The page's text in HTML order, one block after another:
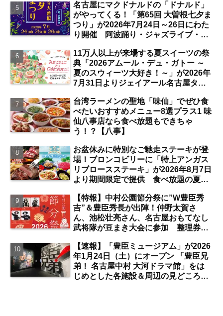
津／独自取材】
名古屋にマクドナルドの「ドナルド」
がやってくる！「第65回 大曽根七夕ま
つり」が2026年7月24日～26日にわた
り開催 阿波踊り・ジャズライブ・道
夏祭りの見どころは？【まとめ／大曽
根】
11万人以上が来場する夏スイーツの祭
典「2026アムール・デュ・ガトー ～
夏のスウィーツ大好き！～」が2026年
7月31日よりジェイアール名古屋タカ
【名古屋駅】
台湾ラーメンの聖地「味仙」でぜひ食
べたいおすすめメニュー8選プラス1 味
仙八事店なら食べ放題もできちゃ
う！？【八事】
お盆休みに特別なご馳走ステーキが登
場！ブロンコビリーに「特上アンガス
リブロースステーキ」が2026年8月7日
より期間限定で提供 食べ放題の夏ブ
発】
【特報】中村公園節分祭に”W豊臣秀
吉”＆豊臣秀長が出陣！仲野太賀さ
ん、池松壮亮さん、名古屋おもてなし
武将隊が豆まき大会に参加 整理券を
【速報】「豊臣ミュージアム」が2026
年1月24日（土）にオープン 「豊臣兄
弟！ 名古屋中村 大河ドラマ館」をは
じめとした各施設＆周辺の見どころ